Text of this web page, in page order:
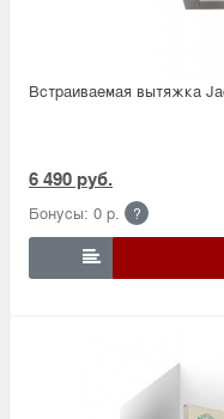
Встраиваемая вытяжка
6 490 руб.
Бонусы: 0 р. ?
